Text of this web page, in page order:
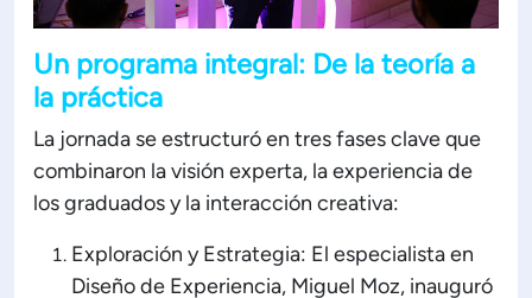
Un programa integral: De la teoría a
la práctica
La jornada se estructuró en tres fases clave que
combinaron la visión experta, la experiencia de
los graduados y la interacción creativa:
Exploración y Estrategia: El especialista en
Diseño de Experiencia, Miguel Moz, inauguró